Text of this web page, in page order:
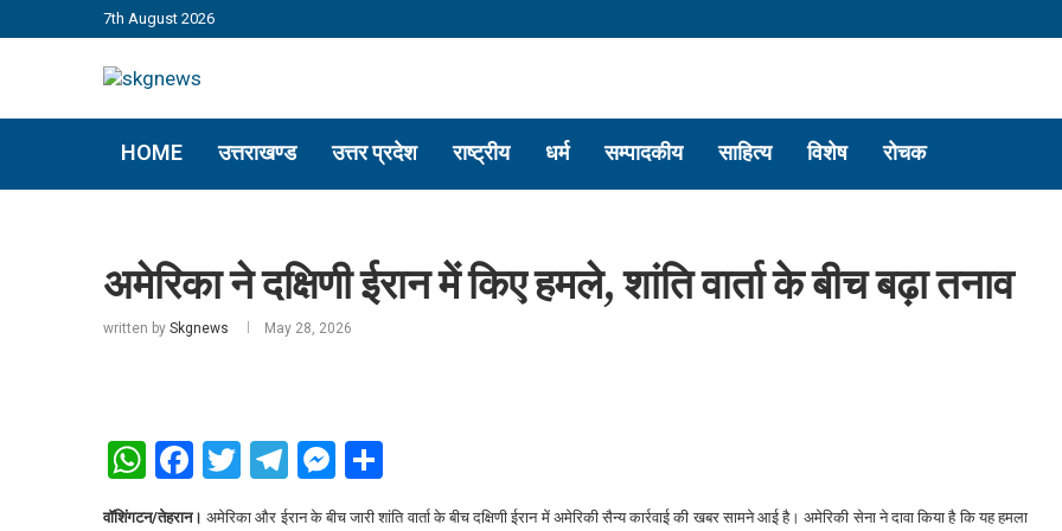
7th August 2026
HOME उत्तराखण्ड उत्तर प्रदेश राष्ट्रीय धर्म सम्पादकीय साहित्य विशेष रोचक
अमेरिका ने दक्षिणी ईरान में किए हमले, शांति वार्ता के बीच बढ़ा तनाव
written by Skgnews May 28, 2026
WhatsApp
Facebook
Twitter
Telegram
Messenger
वॉशिंगटन/तेहरान। अमेरिका और ईरान के बीच जारी शांति वार्ता के बीच दक्षिणी ईरान में अमेरिकी सैन्य कार्रवाई की खबर सामने आई है। अमेरिकी सेना ने दावा किया है कि यह हमला